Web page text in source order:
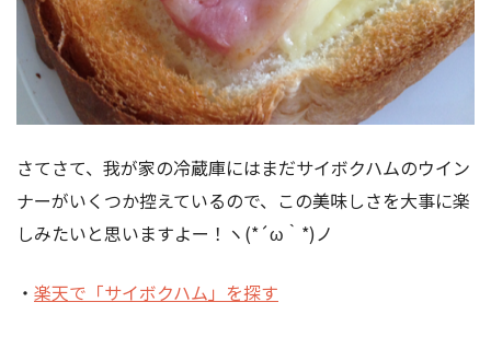
さてさて、我が家の冷蔵庫にはまだサイボクハムのウイン
ナーがいくつか控えているので、この美味しさを大事に楽
しみたいと思いますよー！ヽ(*´ω｀*)ノ
・ 楽天で「サイボクハム」を探す